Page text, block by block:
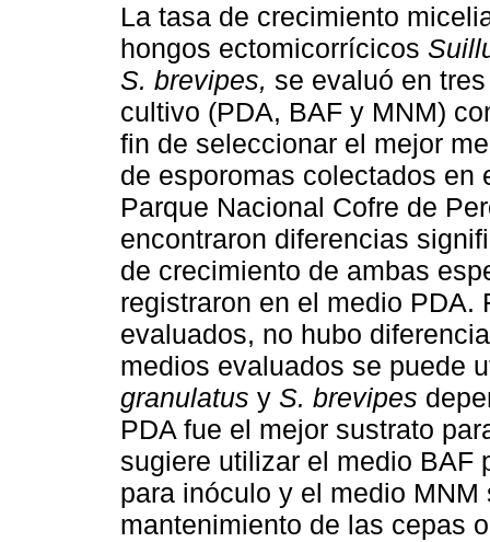
La tasa de crecimiento
hongos ectomicorrícicos
S. brevipes, se evaluó en
cultivo (PDA, BAF y MNM)
fin de seleccionar el mejor
de esporomas colectados en
Parque Nacional Cofre de
encontraron diferencias
de crecimiento de ambas
registraron en el medio PDA.
evaluados, no hubo
medios evaluados se puede
granulatus y S. brevipes
PDA fue el mejor sustrato
sugiere utilizar el medio BAF
para inóculo y el medio
mantenimiento de las cepas